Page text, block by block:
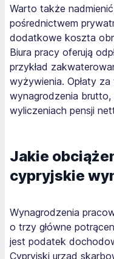
Warto także
pośrednictwem
dodatkowe koszta
Biura pracy oferują
przykład
wyżywienia. Opłaty za
wynagrodzenia
wyliczeniach pensji
Jakie
cypryjskie
Wynagrodzenia
o trzy główne
jest podatek
Cypryjski urząd